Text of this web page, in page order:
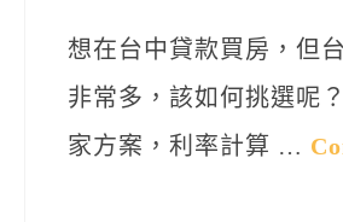
想在台中貸款買房，但
非常多，該如何挑選呢
家方案，利率計算 …